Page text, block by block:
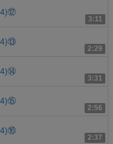
3:11
2:29
3:31
2:56
2:37